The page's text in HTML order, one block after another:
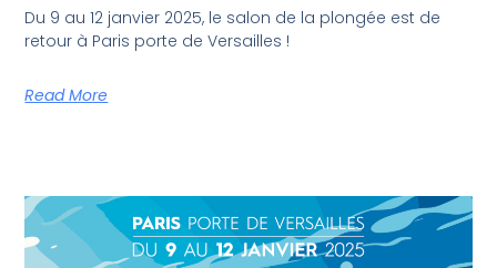
Du 9 au 12 janvier 2025, le salon de la plongée est de
retour à Paris porte de Versailles !
Read More